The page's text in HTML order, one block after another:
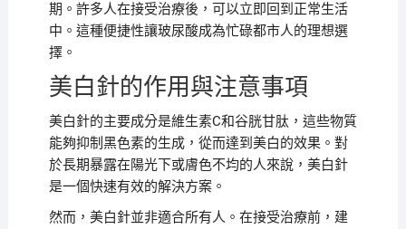
期。許多人在接受治療後，可以立即回到正常生活
中。這種便捷性讓玻尿酸成為忙碌都市人的理想選
擇。
美白針的作用與注意事項
美白針的主要成分是維生素C和谷胱甘肽，這些物質
能夠抑制黑色素的生成，從而達到美白的效果。對
於長期暴露在陽光下或膚色不均的人來說，美白針
是一個快速有效的解決方案。
然而，美白針並非適合所有人。在接受治療前，建